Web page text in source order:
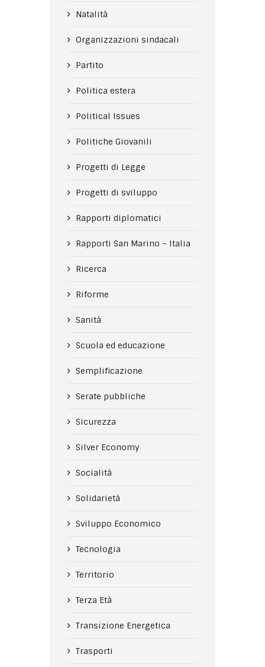
Natalità
Organizzazioni sindacali
Partito
Politica estera
Political Issues
Politiche Giovanili
Progetti di Legge
Progetti di sviluppo
Rapporti diplomatici
Rapporti San Marino – Italia
Ricerca
Riforme
Sanità
Scuola ed educazione
Semplificazione
Serate pubbliche
Sicurezza
Silver Economy
Socialità
Solidarietà
Sviluppo Economico
Tecnologia
Territorio
Terza Età
Transizione Energetica
Trasporti